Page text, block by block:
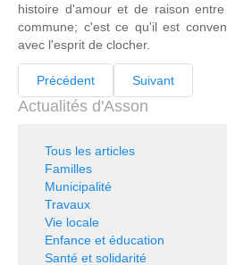
histoire d'amour et de raison
commune; c'est ce qu'il est
avec l'esprit de clocher.
Précédent Suivant
Actualités d'Asson
Tous les articles
Familles
Municipalité
Travaux
Vie locale
Enfance et éducation
Santé et solidarité